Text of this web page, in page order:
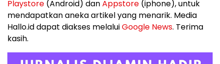
Playstore (Android) danAppstore (iphone), untuk
mendapatkan aneka artikel yang menarik. Media
Hallo.id dapat diakses melaluiGoogle News. Terima
kasih.